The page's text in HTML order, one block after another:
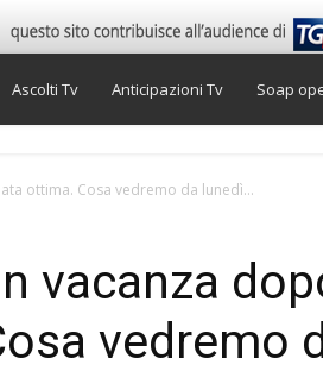
Ascolti Tv Anticipazioni Tv Soap
ottima. Cosa vedremo da lunedì...
vacanza
vedremo